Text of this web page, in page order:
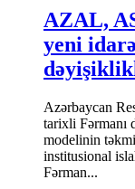
AZAL,
yeni
Azərbaycan
tarixli Fərmanı
modelinin
institusional
Fərman...